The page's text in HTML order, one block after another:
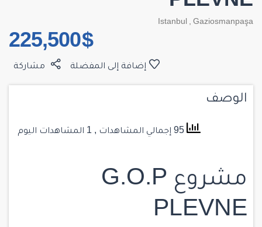
Istanbul , Gaziosmanpaşa
$ 225,500
مشاركة إضافة إلى المفضلة
الوصف
, 1 المشاهدات اليوم
مشروع G.O.P
PLEVNE